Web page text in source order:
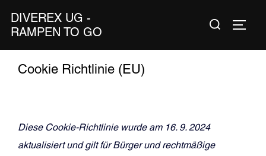
InhaltDIVEREX UG -
RAMPEN TO GO
Suchen
Cookie Richtlinie (EU)
Diese Cookie-Richtlinie wurde am 16. 9. 2024
aktualisiert und gilt für Bürger und rechtmäßige